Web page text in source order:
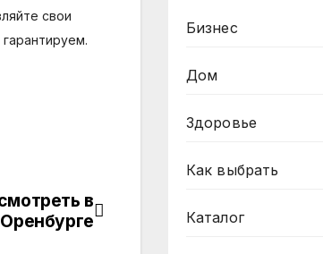
свои
в
Оренбурге
Бизнес
Дом
Здоровье
Как выбрать
Каталог